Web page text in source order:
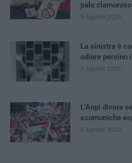
palo
5 Agosto 2026
La sinistra è
odiare persino
5 Agosto 2026
L’Anpi divora
scomuniche
5 Agosto 2026